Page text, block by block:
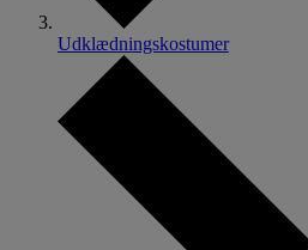
Udklædningskostumer